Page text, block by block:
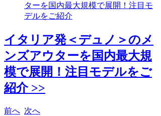
ターを国内最大規模で展開！注目モ
デルをご紹介
イタリア発＜デュノ＞のメ
ンズアウターを国内最大規
模で展開！注目モデルをご
紹介 >>
前へ 次へ